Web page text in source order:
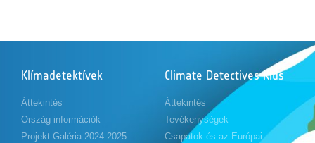
Klímadetektívek
Áttekintés
Ország információk
Projekt Galéria 2024-2025
Climate Detectives Kids
Áttekintés
Tevékenységek
Csapatok és az Európai